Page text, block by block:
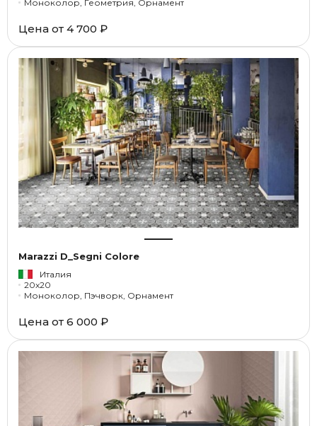
Моноколор, Геометрия, Орнамент
Цена от 4 700 ₽
Marazzi D_Segni Colore
Италия
20x20
Моноколор, Пэчворк, Орнамент
Цена от 6 000 ₽